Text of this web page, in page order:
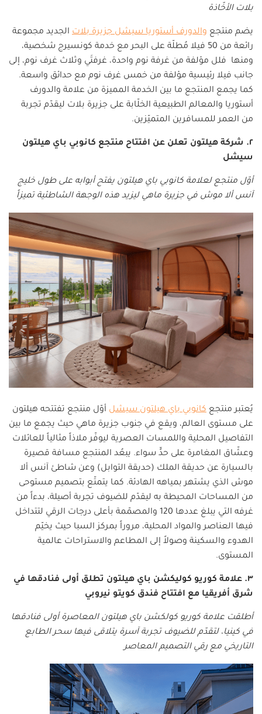
بلات الأخّاذة
يضم منتجع والدورف أستوريا سيشل جزيرة بلات الجديد مجموعة
رائعة من 50 فيلا مُطلّة على البحر مع خدمة كونسيرج شخصية،
ومنها فلل مؤلفة من غرفة نوم واحدة، غرفتَي وثلاث غرف نوم، إلى
جانب فيلا رئيسية مؤلفة من خمس غرف نوم مع حدائق واسعة.
كما يجمع المنتجع ما بين الخدمة المميزة من علامة والدورف
أستوريا والمعالم الطبيعية الخلّابة على جزيرة بلات ليقدّم تجربة
من العمر للمسافرين المتميّزين.
٢. شركة هيلتون تعلن عن افتتاح منتجع كانوبي باي هيلتون
سيشل
أوّل منتجع لعلامة كانوبي باي هيلتون يفتح أبوابه على طول خليج
آنس ألا موش في جزيرة ماهي ليزيد هذه الوجهة الشاطئية تميزاً
يُعتبر منتجع كانوبي باي هيلتون سيشل أوّل منتجع تفتتحه هيلتون
على مستوى العالم، ويقع في جنوب جزيرة ماهي حيث يجمع ما بين
التفاصيل المحلية واللمسات العصرية ليوفّر ملاذاً مثالياً للعائلات
وعشّاق المغامرة على حدٍّ سواء. يبعُد المنتجع مسافة قصيرة
بالسيارة عن حديقة الملك (حديقة التوابل) وعن شاطئ آنس ألا
موش الذي يشتهر بمياهه الهادئة. كما يتمتّع بتصميم مستوحى
من المساحات المحيطة به ليقدّم للضيوف تجربة أصيلة، بدءاً من
غرفه التي يبلغ عددها 120 والمصمّمة بأعلى درجات الرقي لتتداخل
فيها العناصر والمواد المحلية، مروراً بمركز السبا حيث يخيّم
الهدوء والسكينة وصولاً إلى المطاعم والاستراحات عالمية
المستوى.
٣. علامة كوريو كوليكشن باي هيلتون تطلق أولى فنادقها في
شرق أفريقيا مع افتتاح فندق كويتو نيروبي
أطلقت علامة كوريو كولكشن باي هيلتون المعاصرة أولى فنادقها
في كينيا، لتقدّم للضيوف تجربة آسرة يتلاقى فيها سحر الطابع
التاريخي مع رقي التصميم المعاصر